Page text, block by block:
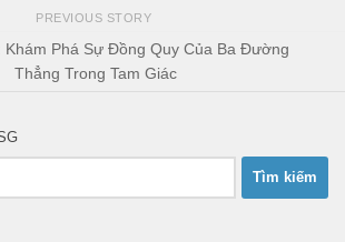
PREVIOUS STORY
Khám Phá Sự Đồng Quy Của Ba Đường
Thẳng Trong Tam Giác